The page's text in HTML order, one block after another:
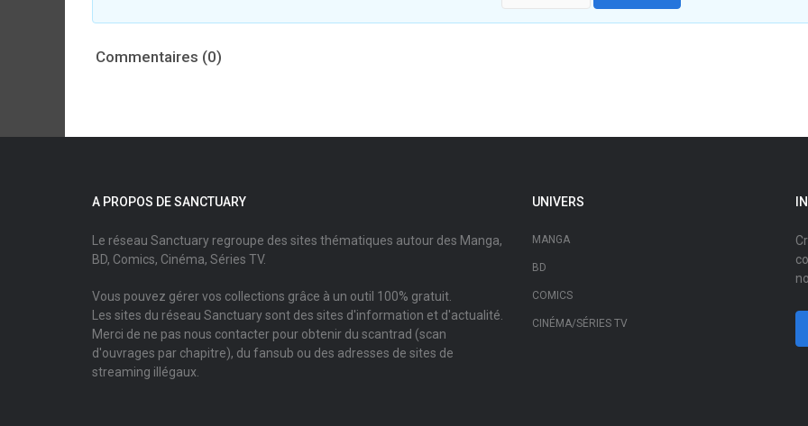
Commentaires (0)
A PROPOS DE SANCTUARY
Le réseau Sanctuary regroupe des sites thématiques autour des Manga,
BD, Comics, Cinéma, Séries TV.
Vous pouvez gérer vos collections grâce à un outil 100% gratuit.
Les sites du réseau Sanctuary sont des sites d'information et d'actualité.
Merci de ne pas nous contacter pour obtenir du scantrad (scan
d'ouvrages par chapitre), du fansub ou des adresses de sites de
streaming illégaux.
UNIVERS
MANGA
BD
COMICS
CINÉMA/SÉRIES TV